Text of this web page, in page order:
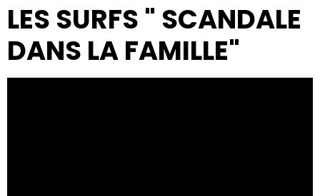
LES SURFS " SCANDALE
DANS LA FAMILLE"